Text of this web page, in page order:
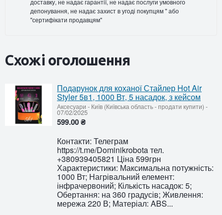
доставку, не надає гарантії, не надає послуги умовного
депонування, не надає захист в угоді покупцям " або
"сертифікати продавцям"
Схожі оголошення
Подарунок для коханої Стайлер Hot Air
Styler 5в1, 1000 Вт, 5 насадок, з кейсом
Аксесуари - Київ (Київська область - продати купити) -
07/02/2025
599.00 ₴
Контакти: Телеграм
https://t.me/Dominikrobota тел.
+380939405821 Ціна 599грн
Характеристики: Максимальна потужність:
1000 Вт; Нагрівальний елемент:
інфрачервоний; Кількість насадок: 5;
Обертання: на 360 градусів; Живлення:
мережа 220 В; Матеріал: ABS...